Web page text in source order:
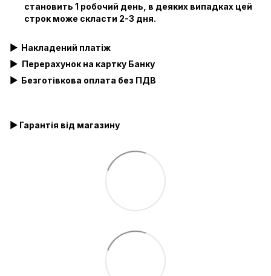
становить 1 робочий день, в деяких випадках цей
строк може скласти 2-3 дня.
▶ Накладений платіж
▶ Перерахунок на картку Банку
▶ Безготівкова оплата без ПДВ
▶ Гарантія від магазину